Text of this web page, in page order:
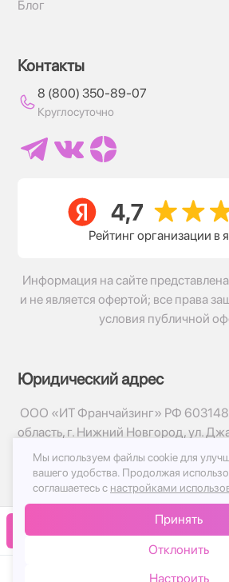
В корзину
Блог
Контакты
8 (800) 350-89-07
Круглосуточно
Рейтинг организации в
Информация на сайте
и не является офертой; все права
условия публичной
Юридический адрес
ООО «ИТ Франчайзинг» РФ 603148
область, г. Нижний Новгород, ул.
© 2017-2026г, База Цветов 24.ру
Политика конфиденциальности
Публичная оферта
Мы используем файлы cookie для
вашего удобства. Продолжая
соглашаетесь с настройками
Принять
Отклонить
Настроить